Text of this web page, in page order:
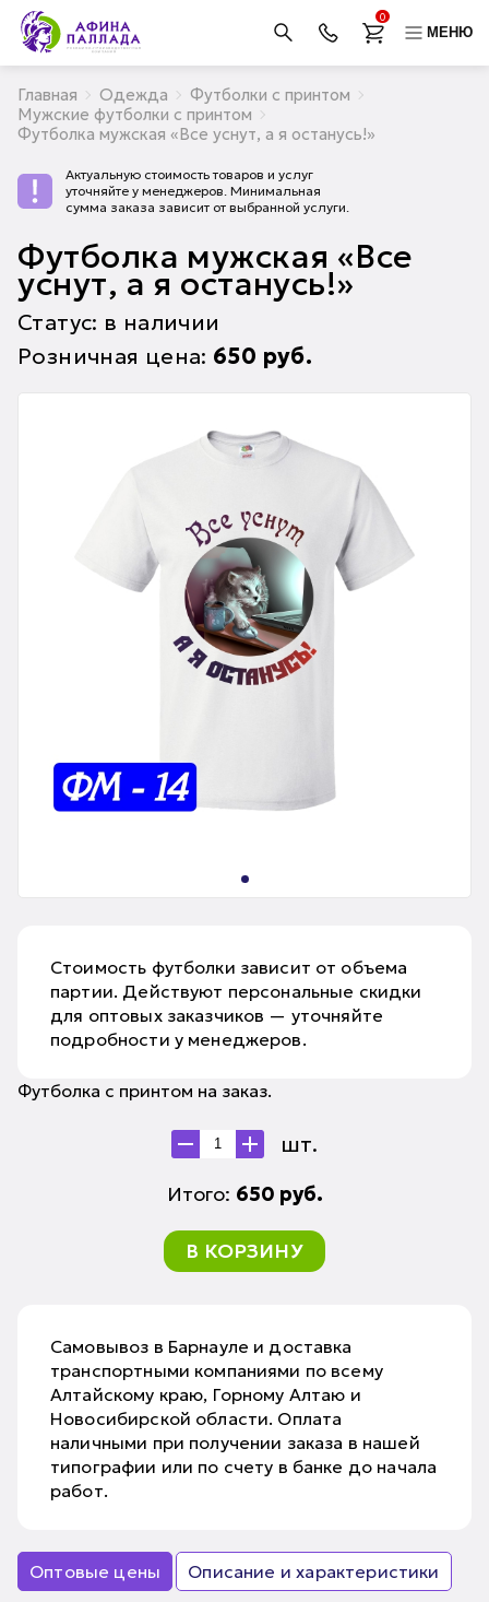
0
МЕНЮ
Главная Одежда
Футболки с принтом
Мужские футболки с принтом
Футболка мужская «Все уснут, а я останусь!»
Актуальную стоимость товаров и услуг
уточняйте у менеджеров. Минимальная
сумма заказа зависит от выбранной услуги.
Футболка мужская «Все
уснут, а я останусь!»
Статус: в наличии
Розничная цена: 650 руб.
Стоимость футболки зависит от объема
партии. Действуют персональные скидки
для оптовых заказчиков — уточняйте
подробности у менеджеров.
Футболка с принтом на заказ.
шт.
Итого: 650 руб.
В КОРЗИНУ
Самовывоз в Барнауле и доставка
транспортными компаниями по всему
Алтайскому краю, Горному Алтаю и
Новосибирской области. Оплата
наличными при получении заказа в нашей
типографии или по счету в банке до начала
работ.
Оптовые цены Описание и характеристики